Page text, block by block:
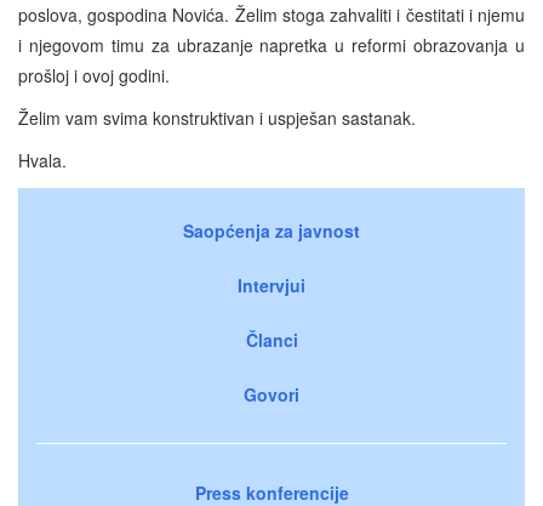
poslova, gospodina Novića. Želim stoga zahvaliti i čestitati i njemu
i njegovom timu za ubrazanje napretka u reformi obrazovanja u
prošloj i ovoj godini.
Želim vam svima konstruktivan i uspješan sastanak.
Hvala.
Saopćenja za javnost
Intervjui
Članci
Govori
Press konferencije